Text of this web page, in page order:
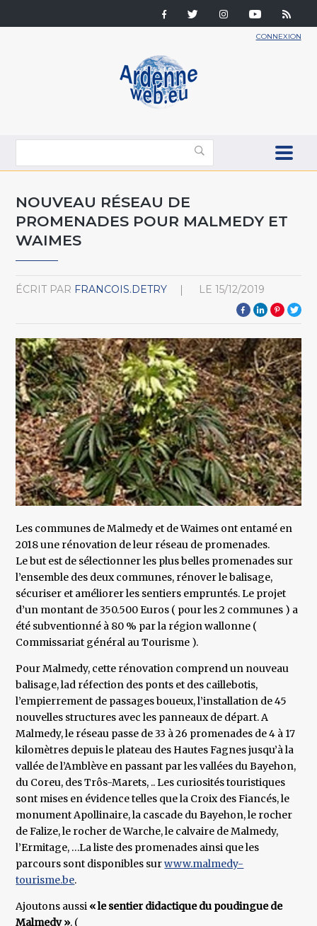
CONNEXION
NOUVEAU RÉSEAU DE
PROMENADES POUR MALMEDY ET
WAIMES
ÉCRIT PAR FRANCOIS.DETRY LE 15/12/2019
Les communes de Malmedy et de Waimes ont entamé en
2018 une rénovation de leur réseau de promenades.
Le but est de sélectionner les plus belles promenades sur
l’ensemble des deux communes, rénover le balisage,
sécuriser et améliorer les sentiers empruntés. Le projet
d’un montant de 350.500 Euros ( pour les 2 communes ) a
été subventionné à 80 % par la région wallonne (
Commissariat général au Tourisme ).
Pour Malmedy, cette rénovation comprend un nouveau
balisage, lad réfection des ponts et des caillebotis,
l’empierrement de passages boueux, l’installation de 45
nouvelles structures avec les panneaux de départ. A
Malmedy, le réseau passe de 33 à 26 promenades de 4 à 17
kilomètres depuis le plateau des Hautes Fagnes jusqu’à la
vallée de l’Amblève en passant par les vallées du Bayehon,
du Coreu, des Trôs-Marets, .. Les curiosités touristiques
sont mises en évidence telles que la Croix des Fiancés, le
monument Apollinaire, la cascade du Bayehon, le rocher
de Falize, le rocher de Warche, le calvaire de Malmedy,
l’Ermitage, …La liste des promenades ainsi que les
parcours sont disponibles surwww.malmedy-
tourisme.be.
Ajoutons aussi « le sentier didactique du poudingue de
Malmedy ». (